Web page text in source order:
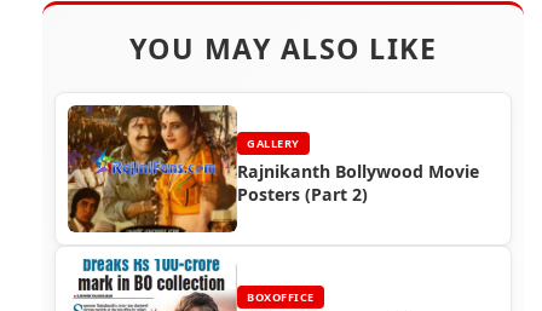
YOU MAY ALSO LIKE
GALLERY
Rajnikanth Bollywood Movie
Posters (Part 2)
BOXOFFICE